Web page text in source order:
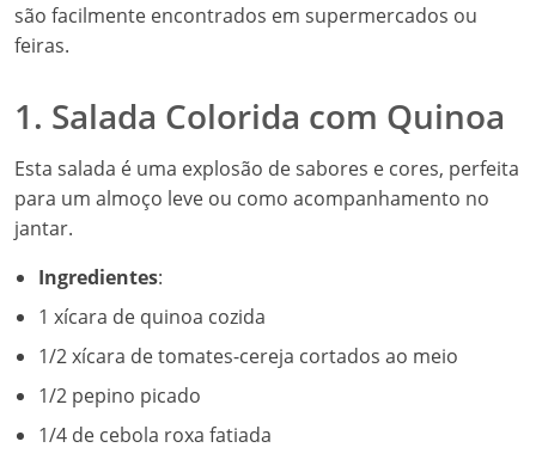
são facilmente encontrados em supermercados ou
feiras.
1. Salada Colorida com Quinoa
Esta salada é uma explosão de sabores e cores, perfeita
para um almoço leve ou como acompanhamento no
jantar.
Ingredientes:
1 xícara de quinoa cozida
1/2 xícara de tomates-cereja cortados ao meio
1/2 pepino picado
1/4 de cebola roxa fatiada